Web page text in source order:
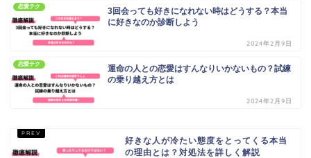
恋愛テク
3回会っても好きになれない時はどうする？本当
に好きなのか診断しよう
2024年2月9日
恋愛テク
運命の人との恋愛はすんなりいかないもの？試練
の乗り越え方とは
2024年2月9日
好きな人が冷たい態度をとってくる本当
の理由とは？対処法を詳しく解説